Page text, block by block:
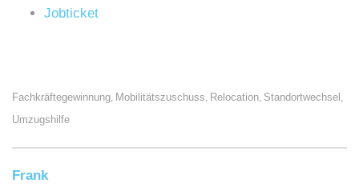
Jobticket
Fachkräftegewinnung, Mobilitätszuschuss, Relocation, Standortwechsel ,
Umzugshilfe
Frank